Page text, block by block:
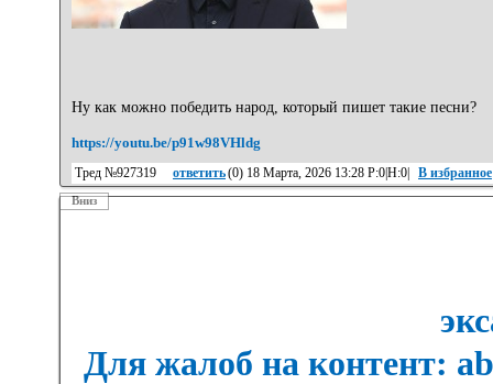
Ну как можно победить народ, который пишет такие песни?
https://youtu.be/p91w98VHldg
Тред №927319 ответить(0) 18 Марта, 2026 13:28 Р:0|Н:0| В избранное
Вниз
Для жалоб на контент: